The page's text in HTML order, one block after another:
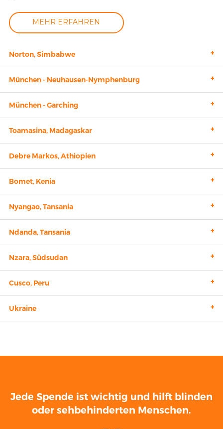
MEHR ERFAHREN
Norton, Simbabwe +
München - Neuhausen-Nymphenburg +
München - Garching +
Toamasina, Madagaskar +
Debre Markos, Athiopien +
Bomet, Kenia +
Nyangao, Tansania +
Ndanda, Tansania +
Nzara, Südsudan +
Cusco, Peru +
Ukraine +
Jede Spende ist wichtig und hilft blinden
oder sehbehinderten Menschen.